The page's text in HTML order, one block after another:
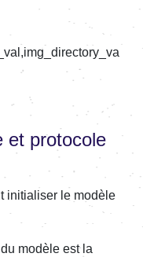
et protocole
initialiser le modèle
modèle est la